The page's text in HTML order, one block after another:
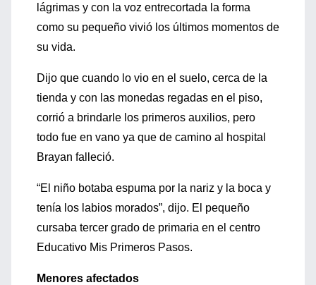
lágrimas y con la voz entrecortada la forma
como su pequeño vivió los últimos momentos de
su vida.
Dijo que cuando lo vio en el suelo, cerca de la
tienda y con las monedas regadas en el piso,
corrió a brindarle los primeros auxilios, pero
todo fue en vano ya que de camino al hospital
Brayan falleció.
“El niño botaba espuma por la nariz y la boca y
tenía los labios morados”, dijo. El pequeño
cursaba tercer grado de primaria en el centro
Educativo Mis Primeros Pasos.
Menores afectados